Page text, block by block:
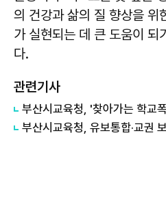
의 건강과 삶의 질 향상을 위
가 실현되는 데 큰 도움이 되
다.
관련기사
부산시교육청, 유보통합·교권